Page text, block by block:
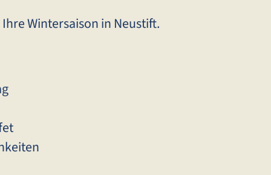
Wintersaison in Neustift.